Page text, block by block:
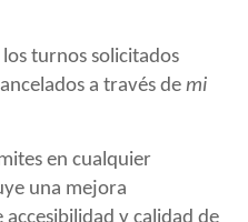
turnos solicitados
a través de mi
en cualquier
una mejora